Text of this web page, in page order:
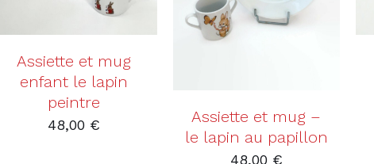
Assiette et mug
enfant le lapin
peintre
48,00 €
Assiette et mug –
le lapin au papillon
48,00 €